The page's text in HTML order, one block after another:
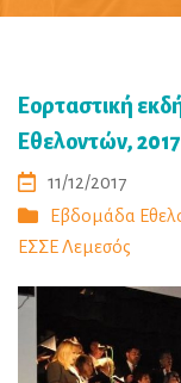
Εορταστική
Εθελοντών, 2017
11/12/2017
Εβδομάδα
ΕΣΣΕ Λεμεσός